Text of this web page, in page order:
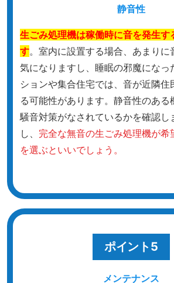
静音性
生ごみ処理機は稼働時に音を発生す
す。室内に設置する場合、あまりに
気になりますし、睡眠の邪魔になっ
ションや集合住宅では、音が近隣住
る可能性があります。静音性のある
騒音対策がなされているかを確認し
し、 完全な無音の生ごみ処理機が希
を選ぶといいでしょう。
ポイント5
メンテナンス